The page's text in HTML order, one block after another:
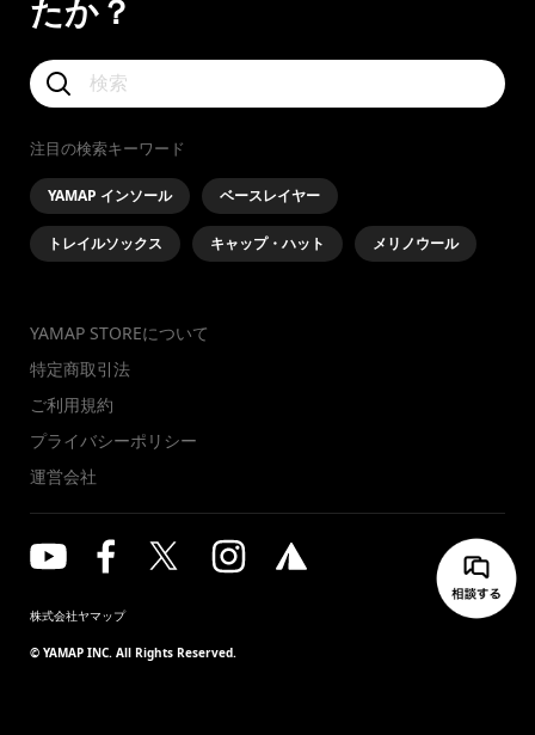
たか？
注目の検索キーワード
YAMAP インソール ベースレイヤー
トレイルソックス キャップ・ハット メリノウール
YAMAP STOREについて
特定商取引法
ご利用規約
プライバシーポリシー
運営会社
株式会社ヤマップ
© YAMAP INC. All Rights Reserved.